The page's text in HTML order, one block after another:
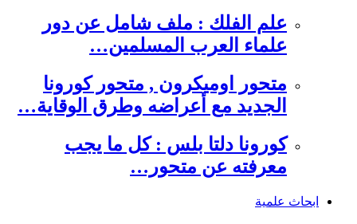
علم الفلك : ملف شامل عن دور
علماء العرب المسلمين…
متحور اوميكرون , متحور كورونا
الجديد مع أعراضه وطرق الوقاية…
كورونا دلتا بلس : كل ما يجب
معرفته عن متحور…
ابحاث علمية